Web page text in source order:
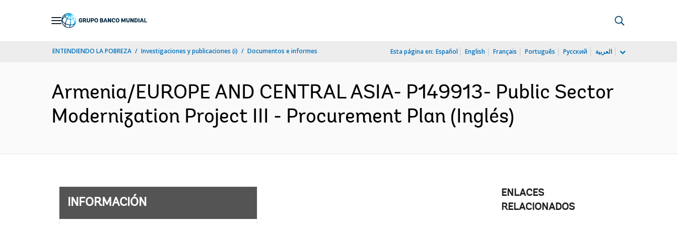
ENTENDIENDO LA POBREZA Investigaciones y publicaciones (i) Documentos e informes Esta página en: Español English Français Português Русский العربية
Armenia/EUROPE AND CENTRAL ASIA- P149913- Public Sector
Modernization Project III - Procurement Plan (Inglés)
INFORMACIÓN
ENLACES
RELACIONADOS